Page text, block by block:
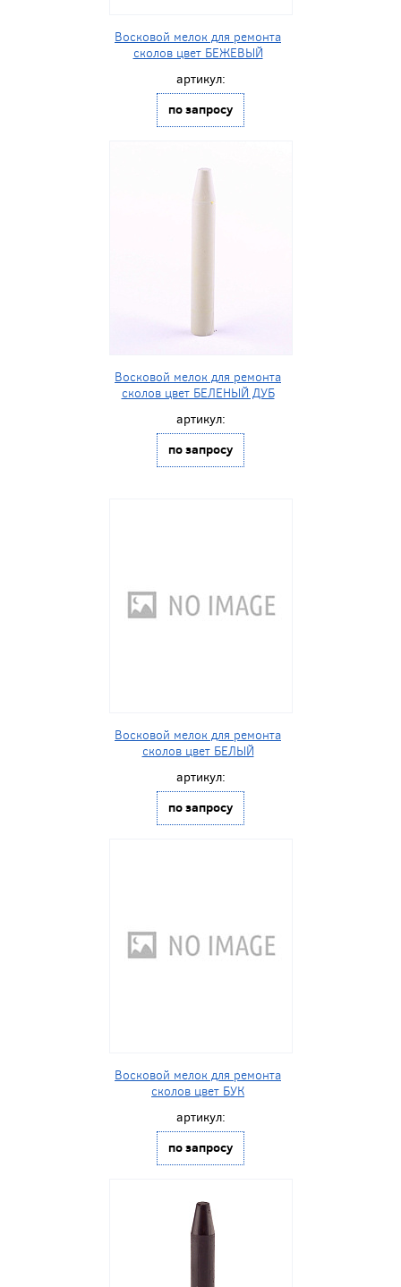
Восковой мелок для ремонта
сколов цвет БЕЖЕВЫЙ
артикул:
по запросу
Восковой мелок для ремонта
сколов цвет БЕЛЕНЫЙ ДУБ
артикул:
по запросу
Восковой мелок для ремонта
сколов цвет БЕЛЫЙ
артикул:
по запросу
Восковой мелок для ремонта
сколов цвет БУК
артикул:
по запросу